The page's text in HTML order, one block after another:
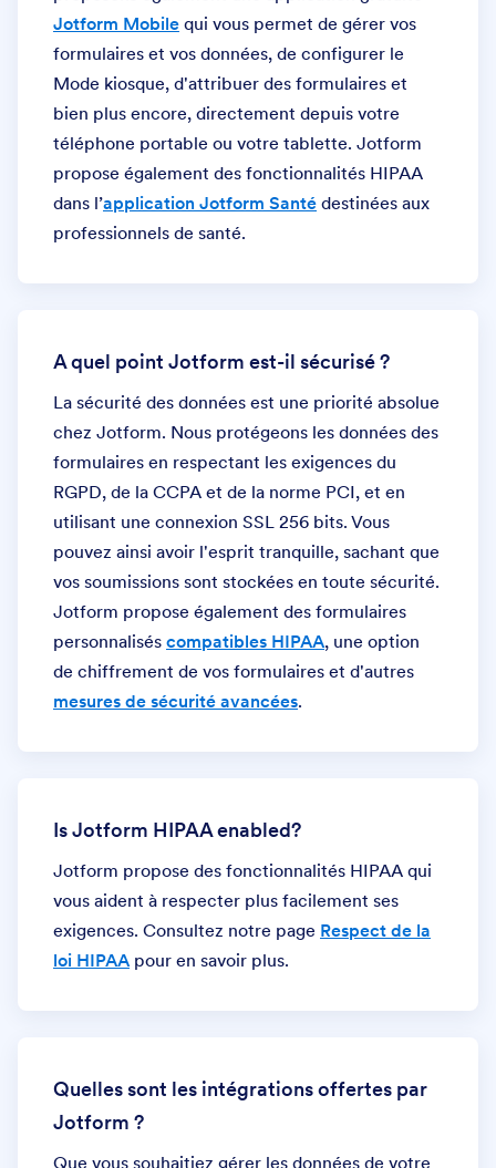
Jotform Mobile qui vous permet de gérer vos
formulaires et vos données, de configurer le
Mode kiosque, d'attribuer des formulaires et
bien plus encore, directement depuis votre
téléphone portable ou votre tablette. Jotform
propose également des fonctionnalités HIPAA
dans l’application Jotform Santé destinées aux
professionnels de santé.
A quel point Jotform est-il sécurisé ?
La sécurité des données est une priorité absolue
chez Jotform. Nous protégeons les données des
formulaires en respectant les exigences du
RGPD, de la CCPA et de la norme PCI, et en
utilisant une connexion SSL 256 bits. Vous
pouvez ainsi avoir l'esprit tranquille, sachant que
vos soumissions sont stockées en toute sécurité.
Jotform propose également des formulaires
personnalisés compatibles HIPAA, une option
de chiffrement de vos formulaires et d'autres
mesures de sécurité avancées.
Is Jotform HIPAA enabled?
Jotform propose des fonctionnalités HIPAA qui
vous aident à respecter plus facilement ses
exigences. Consultez notre page Respect de la
loi HIPAA pour en savoir plus.
Quelles sont les intégrations offertes par
Jotform ?
Que vous souhaitiez gérer les données de votre